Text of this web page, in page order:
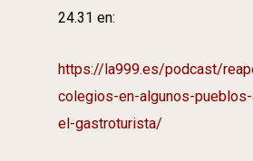
24.31 en:
https://la999.es/podcast/
colegios-en-algunos-
el-gastroturista/